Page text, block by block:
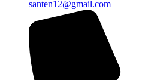
santen12@gmail.com